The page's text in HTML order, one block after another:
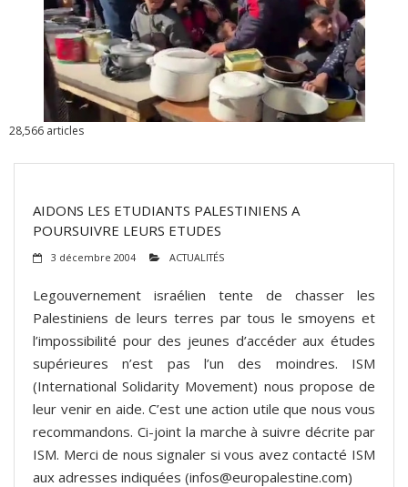
QUI SOMMES-NOUS ?
ADHÉSIONS, DONS, CONTACT
28,566 articles
AIDONS LES ETUDIANTS PALESTINIENS A
POURSUIVRE LEURS ETUDES
3 décembre 2004 ACTUALITÉS
Legouvernement israélien tente de chasser les
Palestiniens de leurs terres par tous le smoyens et
l’impossibilité pour des jeunes d’accéder aux études
supérieures n’est pas l’un des moindres. ISM
(International Solidarity Movement) nous propose de
leur venir en aide. C’est une action utile que nous vous
recommandons. Ci-joint la marche à suivre décrite par
ISM. Merci de nous signaler si vous avez contacté ISM
aux adresses indiquées (infos@europalestine.com)